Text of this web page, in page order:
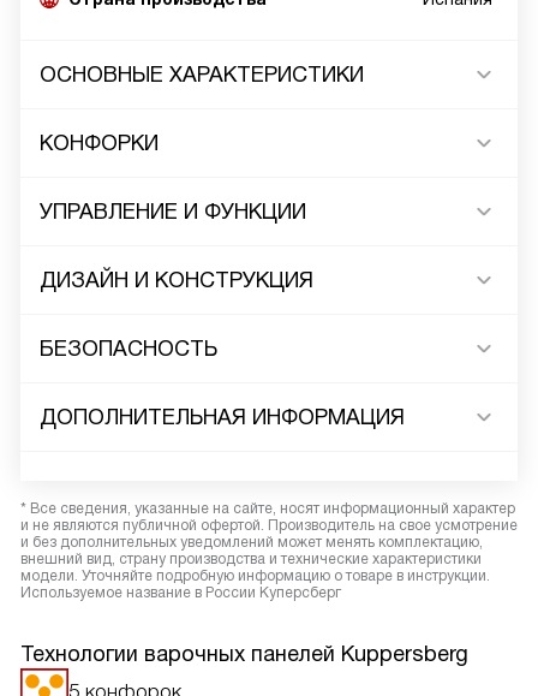
ОСНОВНЫЕ ХАРАКТЕРИСТИКИ
КОНФОРКИ
УПРАВЛЕНИЕ И ФУНКЦИИ
ДИЗАЙН И КОНСТРУКЦИЯ
БЕЗОПАСНОСТЬ
ДОПОЛНИТЕЛЬНАЯ ИНФОРМАЦИЯ
* Все сведения, указанные на сайте, носят информационный характер
и не являются публичной офертой. Производитель на свое усмотрение
и без дополнительных уведомлений может менять комплектацию,
внешний вид, страну производства и технические характеристики
модели. Уточняйте подробную информацию о товаре в инструкции.
Используемое название в России Куперсберг
Технологии варочных панелей Kuppersberg